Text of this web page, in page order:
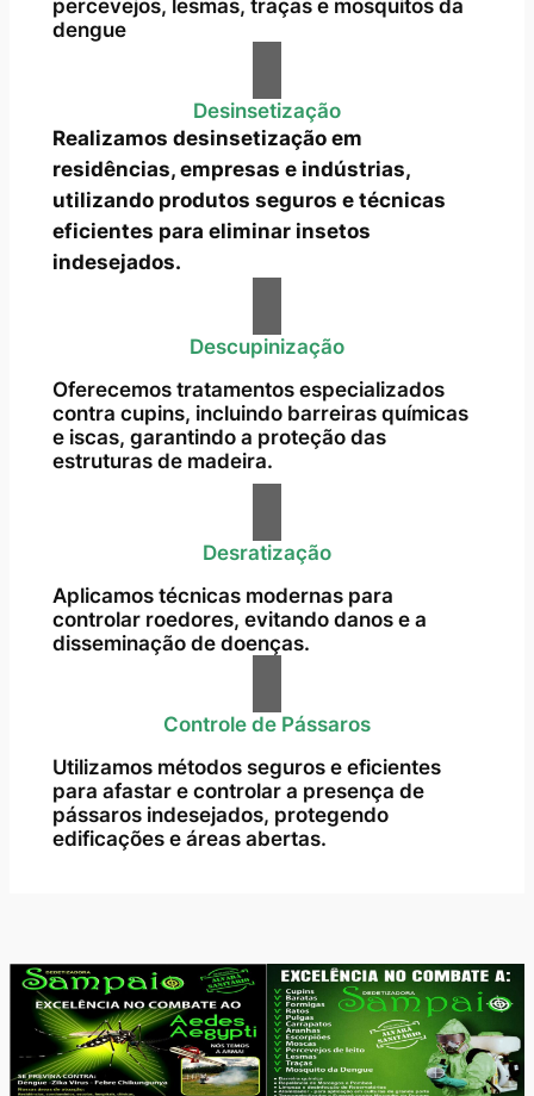
percevejos, lesmas, traças e mosquitos da
dengue
Desinsetização
Realizamos desinsetização em
residências, empresas e indústrias,
utilizando produtos seguros e técnicas
eficientes para eliminar insetos
indesejados.
Descupinização
Oferecemos tratamentos especializados
contra cupins, incluindo barreiras químicas
e iscas, garantindo a proteção das
estruturas de madeira.
Desratização
Aplicamos técnicas modernas para
controlar roedores, evitando danos e a
disseminação de doenças.
Controle de Pássaros
Utilizamos métodos seguros e eficientes
para afastar e controlar a presença de
pássaros indesejados, protegendo
edificações e áreas abertas.